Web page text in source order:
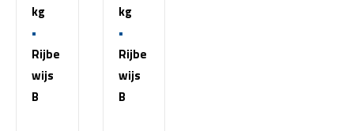
kg
Rijbe
wijs
B
kg
Rijbe
wijs
B